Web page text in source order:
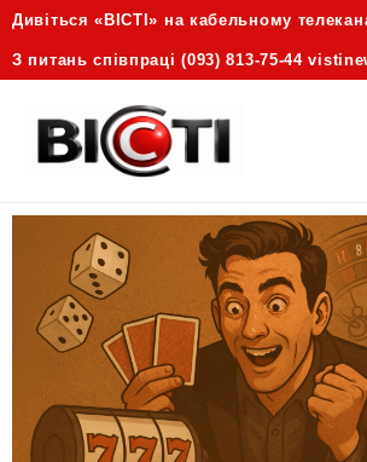
Дивіться «ВІСТІ» на кабельному
З питань співпраці (093) 813-75-44